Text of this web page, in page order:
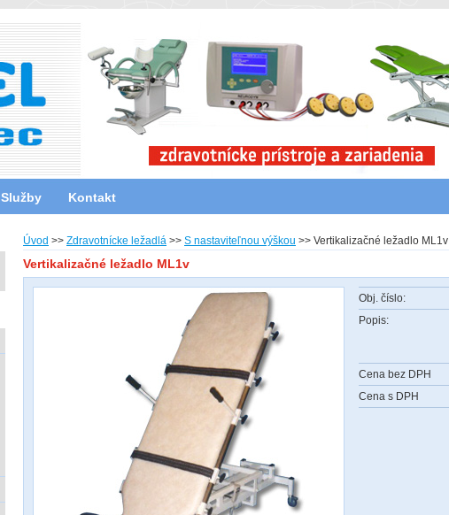
Služby Kontakt
Úvod >> Zdravotnícke ležadlá >> S nastaviteľnou výškou >> Vertikalizačné ležadlo ML1v
Vertikalizačné ležadlo ML1v
Obj. číslo:
Popis:
Cena bez DPH
Cena s DPH